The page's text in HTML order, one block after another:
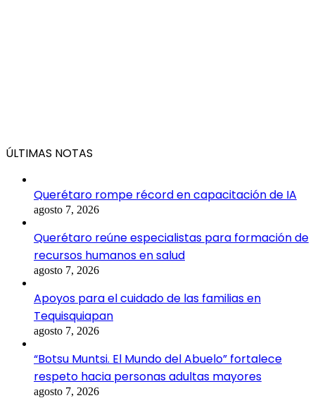
ÚLTIMAS NOTAS
Querétaro rompe récord en capacitación de IA
agosto 7, 2026
Querétaro reúne especialistas para formación de
recursos humanos en salud
agosto 7, 2026
Apoyos para el cuidado de las familias en
Tequisquiapan
agosto 7, 2026
“Botsu Muntsi. El Mundo del Abuelo” fortalece
respeto hacia personas adultas mayores
agosto 7, 2026